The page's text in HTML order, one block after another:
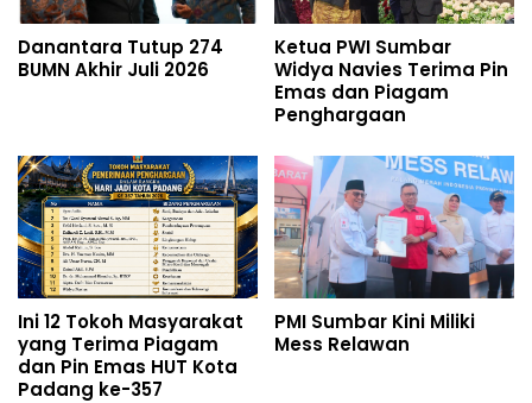
Danantara Tutup 274
BUMN Akhir Juli 2026
Ketua PWI Sumbar
Widya Navies Terima Pin
Emas dan Piagam
Penghargaan
Ini 12 Tokoh Masyarakat
yang Terima Piagam
dan Pin Emas HUT Kota
Padang ke-357
PMI Sumbar Kini Miliki
Mess Relawan